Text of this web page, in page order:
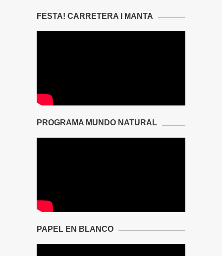
FESTA! CARRETERA I MANTA
PROGRAMA MUNDO NATURAL
PAPEL EN BLANCO